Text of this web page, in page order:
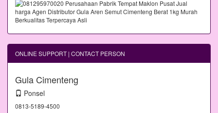
ONLINE SUPPORT | CONTACT PERSON
Gula Cimenteng
Ponsel
0813-5189-4500